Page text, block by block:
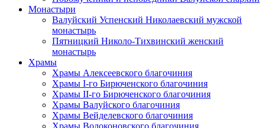
Монастыри
Валуйский Успенский Николаевский мужской
монастырь
Пятницкий Николо-Тихвинский женский
монастырь
Храмы
Храмы Алексеевского благочиния
Храмы I-го Бирюченского благочиния
Храмы II-го Бирюченского благочиния
Храмы Валуйского благочиния
Храмы Вейделевского благочиния
Храмы Волоконовского благочиния